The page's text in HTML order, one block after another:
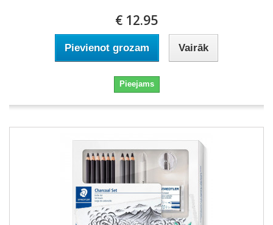
€ 12.95
Pievienot grozam Vairāk
Pieejams